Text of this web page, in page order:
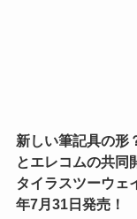
新しい筆記具の形
とエレコムの共同
タイラスツーウェ
年7月31日発売！